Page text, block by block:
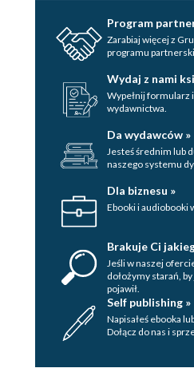
Program
Zarabiaj więcej z
programu
Wydaj z nami
Wypełnij formularz
wydawnictwa.
Da wydawców »
Jesteś średnim lub
naszego systemu
Dla biznesu »
Ebooki i audiobooki
Brakuje Ci
Jeśli w naszej
dołożymy starań,
pojawił.
Self publishing »
Napisałeś ebooka
Dołącz do nas i